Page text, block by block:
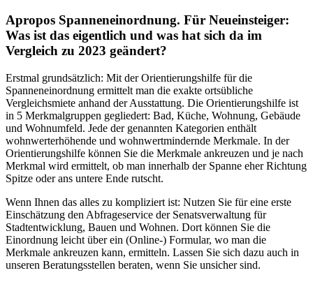
Apropos Spanneneinordnung. Für Neueinsteiger:
Was ist das eigentlich und was hat sich da im
Vergleich zu 2023 geändert?
Erstmal grundsätzlich: Mit der Orientierungshilfe für die
Spanneneinordnung ermittelt man die exakte ortsübliche
Vergleichsmiete anhand der Ausstattung. Die Orientierungshilfe ist
in 5 Merkmalgruppen gegliedert: Bad, Küche, Wohnung, Gebäude
und Wohnumfeld. Jede der genannten Kategorien enthält
wohnwerterhöhende und wohnwertmindernde Merkmale. In der
Orientierungshilfe können Sie die Merkmale ankreuzen und je nach
Merkmal wird ermittelt, ob man innerhalb der Spanne eher Richtung
Spitze oder ans untere Ende rutscht.
Wenn Ihnen das alles zu kompliziert ist: Nutzen Sie für eine erste
Einschätzung den Abfrageservice der Senatsverwaltung für
Stadtentwicklung, Bauen und Wohnen. Dort können Sie die
Einordnung leicht über ein (Online-) Formular, wo man die
Merkmale ankreuzen kann, ermitteln. Lassen Sie sich dazu auch in
unseren Beratungsstellen beraten, wenn Sie unsicher sind.